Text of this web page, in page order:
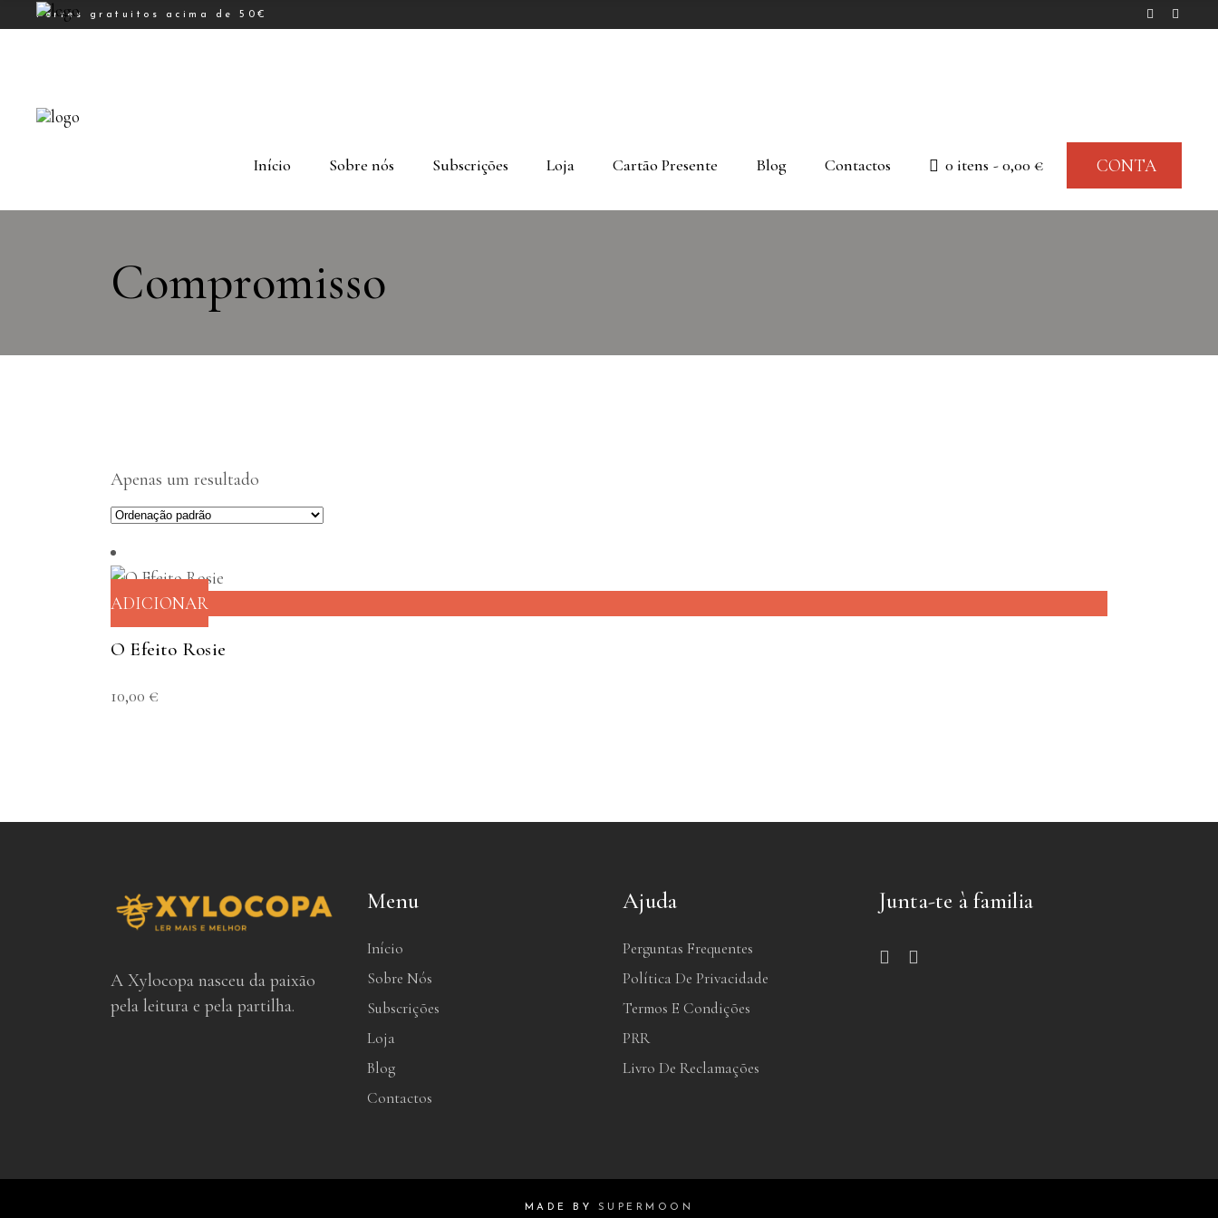
Portes gratuitos acima de 50€
Início Sobre nós Subscrições Loja Cartão Presente Blog Contactos 0 itens 0,00 € CONTA
Compromisso
Apenas um resultado
ADICIONAR
O Efeito Rosie
10,00 €
A Xylocopa nasceu da paixão
pela leitura e pela partilha.
Menu
Início
Sobre Nós
Subscrições
Loja
Blog
Contactos
Ajuda
Perguntas Frequentes
Política De Privacidade
Termos E Condições
PRR
Livro De Reclamações
Junta-te à familia
MADE BY SUPERMOON